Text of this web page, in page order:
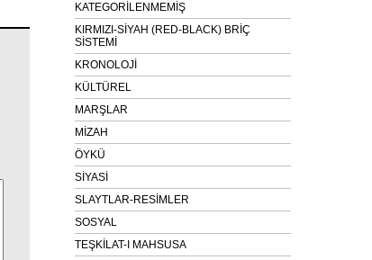
KATEGORİLENMEMİŞ
KIRMIZI-SİYAH (RED-BLACK) BRİÇ
SİSTEMİ
KRONOLOJİ
KÜLTÜREL
MARŞLAR
MİZAH
ÖYKÜ
SİYASİ
SLAYTLAR-RESİMLER
SOSYAL
TEŞKİLAT-I MAHSUSA